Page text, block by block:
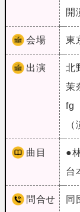
開
会場 東
出演
北
茉
fg
曲目
●
台
問合せ
同